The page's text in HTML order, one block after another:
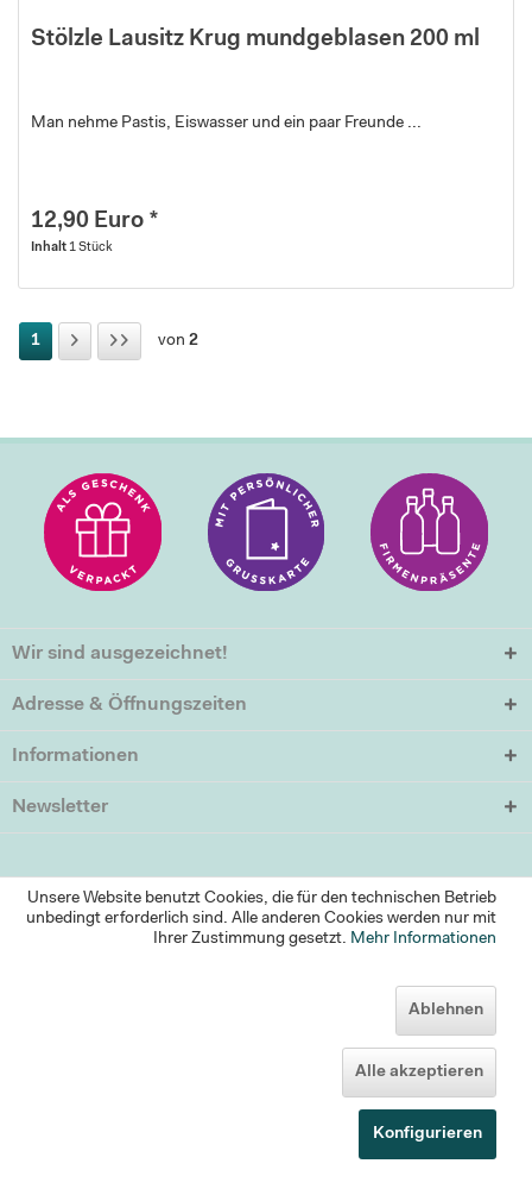
Stölzle Lausitz Krug mundgeblasen 200 ml
Man nehme Pastis, Eiswasser und ein paar Freunde ...
12,90 Euro *
Inhalt 1 Stück
1 von 2
Wir sind ausgezeichnet!
Adresse & Öffnungszeiten
Informationen
Newsletter
und ggf. Nachnahmegebühren
Unsere Website benutzt Cookies, die für den technischen Betrieb
unbedingt erforderlich sind. Alle anderen Cookies werden nur mit
Ihrer Zustimmung gesetzt. Mehr Informationen
Ablehnen
Alle akzeptieren
Konfigurieren